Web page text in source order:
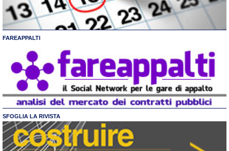
FAREAPPALTI
SFOGLIA LA RIVISTA